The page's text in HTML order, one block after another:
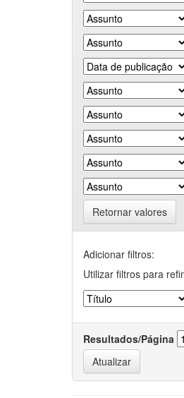
Retornar valores
Adicionar filtros:
Utilizar filtros para
Resultados/Página